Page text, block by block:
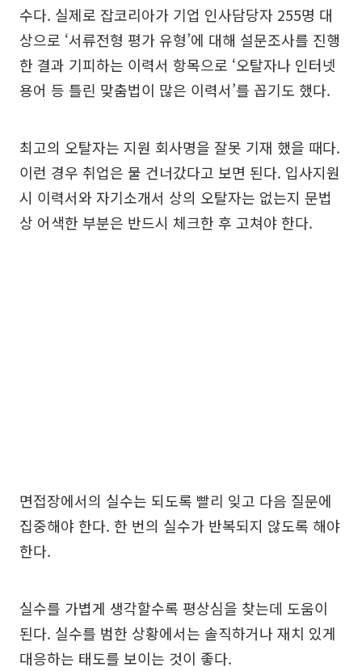
수다. 실제로 잡코리아가 기업 인사담당자 255명 대
상으로 ‘서류전형 평가 유형’에 대해 설문조사를 진행
한 결과 기피하는 이력서 항목으로 ‘오탈자나 인터넷
용어 등 틀린 맞춤법이 많은 이력서’를 꼽기도 했다.
최고의 오탈자는 지원 회사명을 잘못 기재 했을 때다.
이런 경우 취업은 물 건너갔다고 보면 된다. 입사지원
시 이력서와 자기소개서 상의 오탈자는 없는지 문법
상 어색한 부분은 반드시 체크한 후 고쳐야 한다.
면접장에서의 실수는 되도록 빨리 잊고 다음 질문에
집중해야 한다. 한 번의 실수가 반복되지 않도록 해야
한다.
실수를 가볍게 생각할수록 평상심을 찾는데 도움이
된다. 실수를 범한 상황에서는 솔직하거나 재치 있게
대응하는 태도를 보이는 것이 좋다.